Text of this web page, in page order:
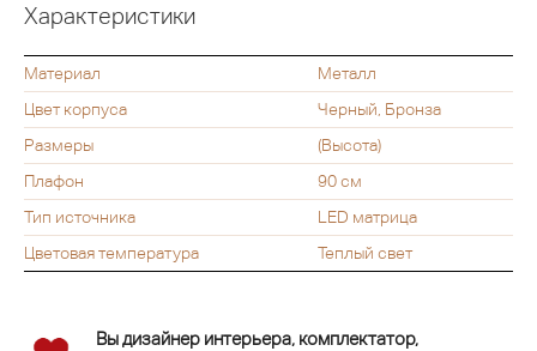
Характеристики
Материал
Металл
Цвет корпуса
Черный, Бронза
Размеры
(Высота)
Плафон
90 см
Тип источника
LED матрица
Цветовая температура
Теплый свет
Вы дизайнер интерьера, комплектатор,